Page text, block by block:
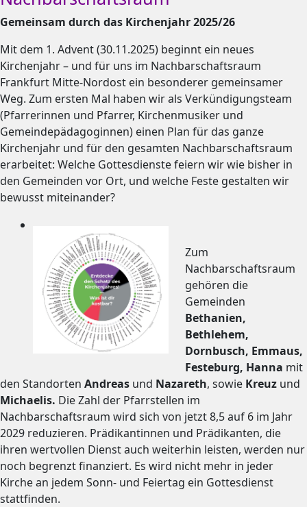
Gemeinsam durch das Kirchenjahr 2025/26
Mit dem 1. Advent (30.11.2025) beginnt ein neues
Kirchenjahr – und für uns im Nachbarschaftsraum
Frankfurt Mitte-Nordost ein besonderer gemeinsamer
Weg. Zum ersten Mal haben wir als Verkündigungsteam
(Pfarrerinnen und Pfarrer, Kirchenmusiker und
Gemeindepädagoginnen) einen Plan für das ganze
Kirchenjahr und für den gesamten Nachbarschaftsraum
erarbeitet: Welche Gottesdienste feiern wir wie bisher in
den Gemeinden vor Ort, und welche Feste gestalten wir
bewusst miteinander?
Zum
Nachbarschaftsraum
gehören die
Gemeinden
Bethanien,
Bethlehem,
Dornbusch, Emmaus,
Festeburg, Hanna mit
den Standorten Andreas und Nazareth, sowie Kreuz und
Michaelis. Die Zahl der Pfarrstellen im
Nachbarschaftsraum wird sich von jetzt 8,5 auf 6 im Jahr
2029 reduzieren. Prädikantinnen und Prädikanten, die
ihren wertvollen Dienst auch weiterhin leisten, werden nur
noch begrenzt finanziert. Es wird nicht mehr in jeder
Kirche an jedem Sonn- und Feiertag ein Gottesdienst
stattfinden.